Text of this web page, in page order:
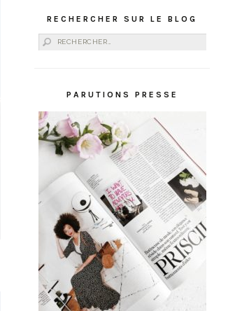
RECHERCHER SUR LE BLOG
Rechercher :
PARUTIONS PRESSE